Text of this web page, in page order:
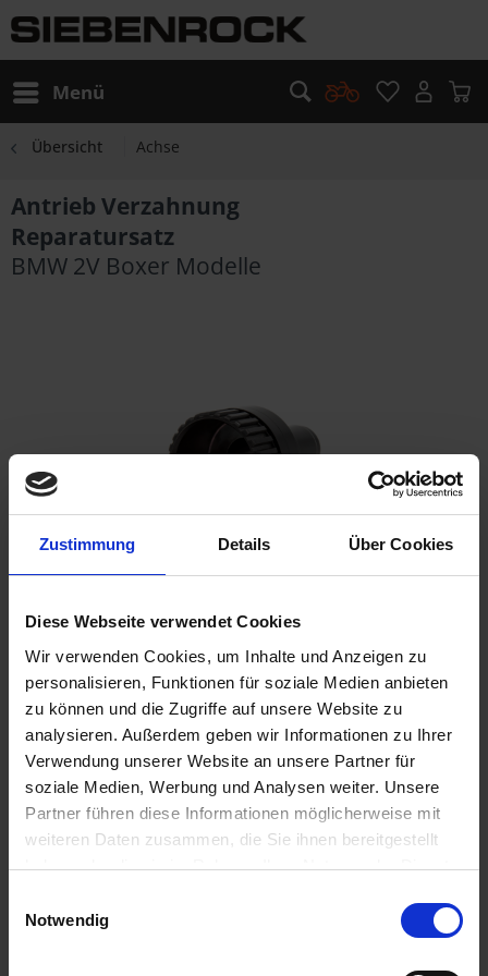
Zustimmung Details Über Cookies
Diese Webseite verwendet Cookies
Wir verwenden Cookies, um Inhalte und Anzeigen zu
personalisieren, Funktionen für soziale Medien anbieten
zu können und die Zugriffe auf unsere Website zu
analysieren. Außerdem geben wir Informationen zu Ihrer
Verwendung unserer Website an unsere Partner für
soziale Medien, Werbung und Analysen weiter. Unsere
Partner führen diese Informationen möglicherweise mit
weiteren Daten zusammen, die Sie ihnen bereitgestellt
haben oder die sie im Rahmen Ihrer Nutzung der Dienste
Cookies, wenn Sie unsere Webseite weiterhin nutzen.
Notwendig
Menü
Übersicht Achse
Antrieb Verzahnung
Reparatursatz
BMW 2V Boxer Modelle
114,50 €
inkl. ges. USt.,zzgl. Versandkosten
Sofort versandfertig, Lieferzeit ca. 2-4 Werktage innerhalb
Deutschlands
In denWarenkorb
Merken Bewerten
Beschreibung